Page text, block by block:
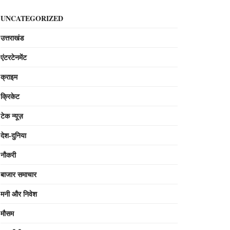
UNCATEGORIZED
उत्तराखंड
एंटरटेनमेंट
क्राइम
क्रिकेट
टेक न्यूज़
देश-दुनिया
नौकरी
बाजार समाचार
मनी और निवेश
मौसम